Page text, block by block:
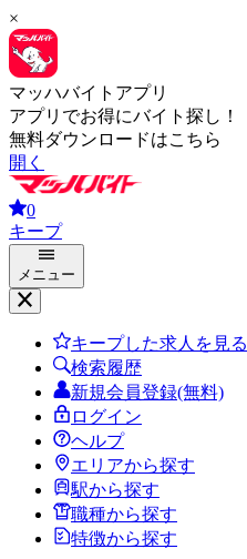
×
マッハバイトアプリ
アプリでお得にバイト探し！
無料ダウンロードはこちら
開く
0
キープ
メニュー
キープした求人を見る
検索履歴
新規会員登録(無料)
ログイン
ヘルプ
エリアから探す
駅から探す
職種から探す
特徴から探す